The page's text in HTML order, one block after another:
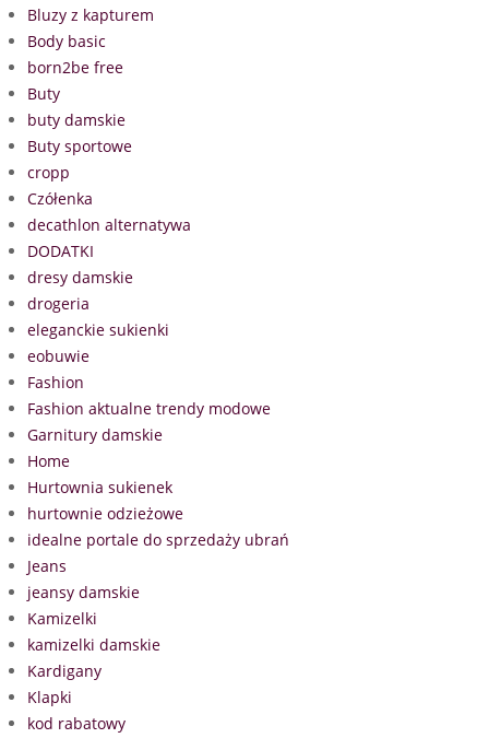
Bluzy z kapturem
Body basic
born2be free
Buty
buty damskie
Buty sportowe
cropp
Czółenka
decathlon alternatywa
DODATKI
dresy damskie
drogeria
eleganckie sukienki
eobuwie
Fashion
Fashion aktualne trendy modowe
Garnitury damskie
Home
Hurtownia sukienek
hurtownie odzieżowe
idealne portale do sprzedaży ubrań
Jeans
jeansy damskie
Kamizelki
kamizelki damskie
Kardigany
Klapki
kod rabatowy